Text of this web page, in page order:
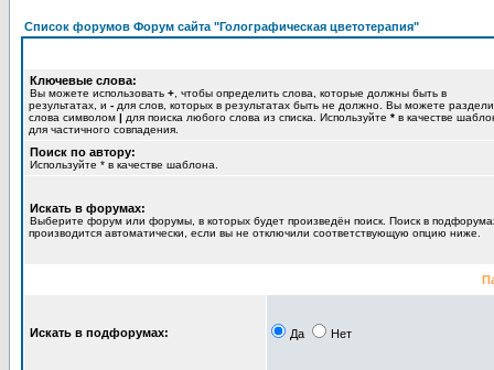
Список форумов Форум сайта "Голографическая цветотерапия"
Ключевые слова:
Вы можете использовать + , чтобы определить слова, которые должны быть в
результатах, и - для слов, которых в результатах быть не должно. Вы можете
слова символом | для поиска любого слова из списка. Используйте * в качестве
для частичного совпадения.
Поиск по автору:
Используйте * в качестве шаблона.
Искать в форумах:
Выберите форум или форумы, в которых будет произведён поиск. Поиск в
производится автоматически, если вы не отключили соответствующую опцию ниже.
Искать в подфорумах: Да Нет